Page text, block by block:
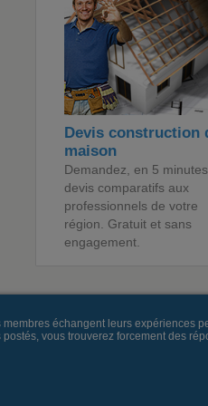
Devis construction
maison
Demandez, en 5
devis comparatifs aux
professionnels de votre
région. Gratuit et sans
engagement.
échangent leurs
vous trouverez forcement des